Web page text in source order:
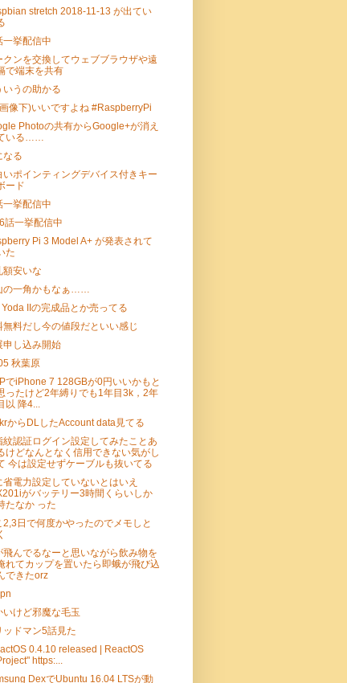
stretch 2018-11-13 が出てい
一挙配信中
クンを交換してウェブブラウザや遠
で端末を共有
いうの助かる
像下)いいですよね #RaspberryPi
Photoの共有からGoogle+が消え
いる……
なる
いポインティングデバイス付きキー
ード
一挙配信中
話一挙配信中
Pi 3 Model A+ が発表されて
た
額安いな
の一角かもなぁ……
Yoda IIの完成品とか売ってる
無料だし今の値段だといい感じ
申し込み開始
秋葉原
でiPhone 7 128GBが0円いいかもと
ったけど2年縛りでも1年目3k，2年
以 降4...
からDLしたAccount data見てる
紋認証ログイン設定してみたことあ
けどなんとなく信用できない気がし
今は設定せずケーブルも抜いてる
省電力設定していないとはいえ
がバッテリー3時間くらいしか
たなか った
2,3日で何度かやったのでメモしと
飛んでるなーと思いながら飲み物を
れてカップを置いたら即蛾が飛び込
できたorz
いけど邪魔な毛玉
ッドマン5話見た
0.4.10 released | ReactOS
https:...
DexでUbuntu 16.04 LTSが動